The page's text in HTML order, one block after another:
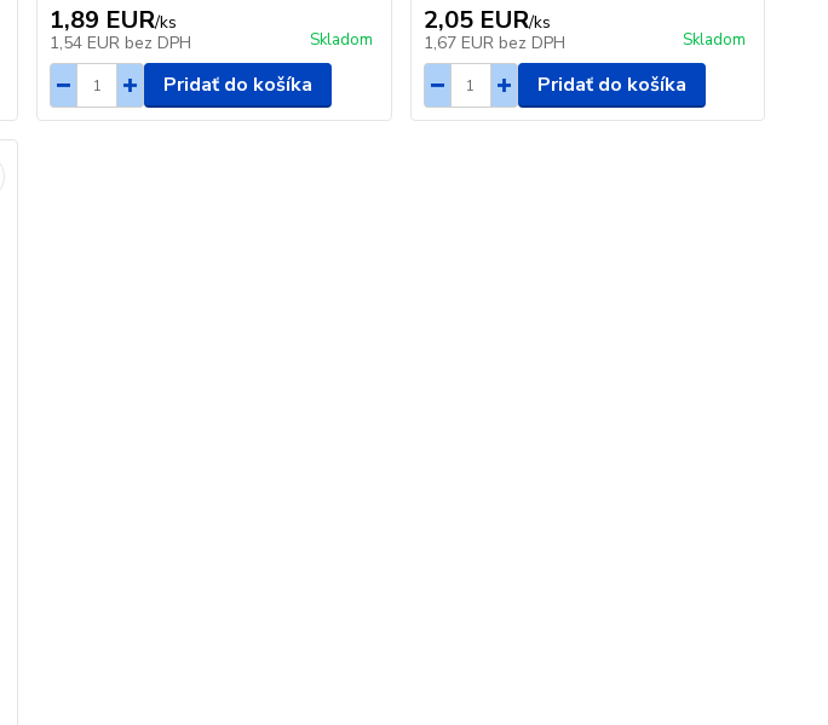
1,89 EUR/ks
1,54 EUR bez DPH Skladom
Pridať do košíka
2,05 EUR/ks
1,67 EUR bez DPH Skladom
Pridať do košíka